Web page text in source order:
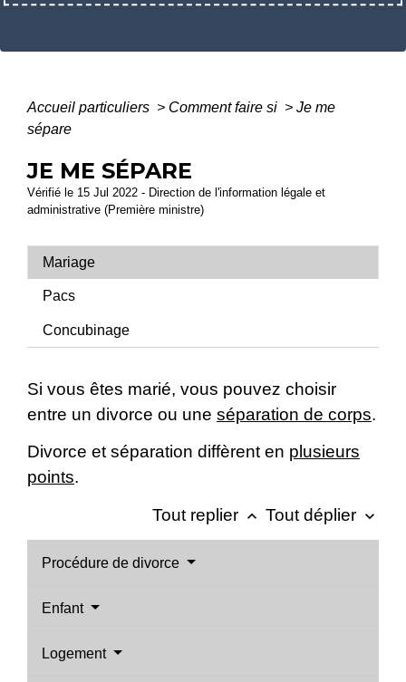
Accueil particuliers > Comment faire si > Je me
sépare
JE ME SÉPARE
Vérifié le 15 Jul 2022 - Direction de l'information légale et
administrative (Première ministre)
Mariage
Pacs
Concubinage
Si vous êtes marié, vous pouvez choisir
entre un divorce ou une séparation de corps.
Divorce et séparation diffèrent en plusieurs
points.
Tout replier keyboard_arrow_up Tout déplier keyboard_arrow_down
Procédure de divorce
Enfant
Logement